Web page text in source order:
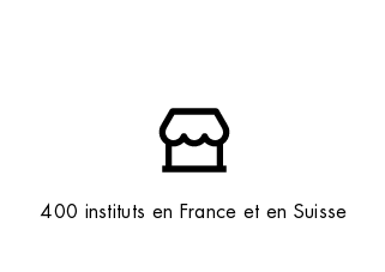
400 instituts en France et en Suisse